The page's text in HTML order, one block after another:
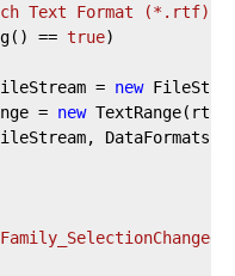
Text Format
== true)
fileStream =
new
=
new